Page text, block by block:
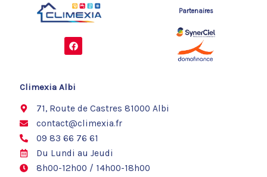
F
a
c
o
Partenaires
Climexia Albi
71, Route de Castres 81000 Albi
contact@climexia.fr
09 83 66 76 61
Du Lundi au Jeudi
8h00-12h00 / 14h00-18h00